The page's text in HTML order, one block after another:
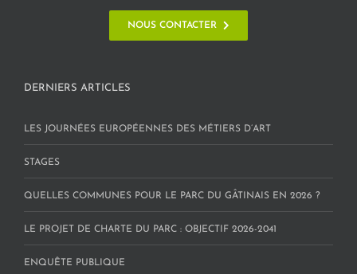
NOUS CONTACTER
DERNIERS ARTICLES
LES JOURNÉES EUROPÉENNES DES MÉTIERS D’ART
STAGES
QUELLES COMMUNES POUR LE PARC DU GÂTINAIS EN 2026 ?
LE PROJET DE CHARTE DU PARC : OBJECTIF 2026-2041
ENQUÊTE PUBLIQUE